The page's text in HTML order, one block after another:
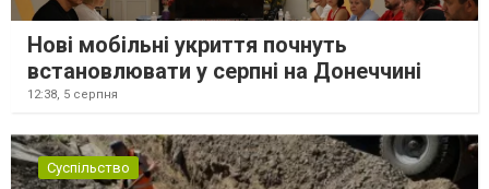
Нові мобільні укриття почнуть
встановлювати у серпні на Донеччині
12:38, 5 серпня
Суспільство